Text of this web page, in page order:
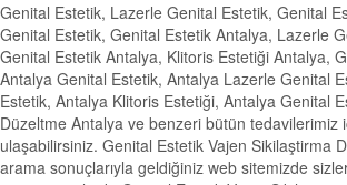
Genital Estetik, Lazerle Genital Estetik, Genital
Genital Estetik, Genital Estetik Antalya, Lazerle
Genital Estetik Antalya, Klitoris Estetiği Antalya,
Antalya Genital Estetik, Antalya Lazerle Genital
Estetik, Antalya Klitoris Estetiği, Antalya Genital
Düzeltme Antalya ve benzeri bütün tedavilerimiz
ulaşabilirsiniz. Genital Estetik Vajen Sikilaştirma
arama sonuçlarıyla geldiğiniz web sitemizde